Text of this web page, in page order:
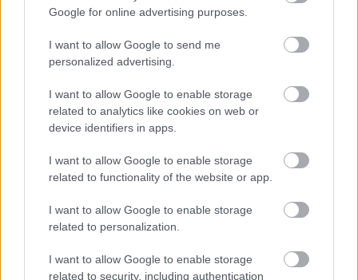
Google for online advertising purposes.
I want to allow Google to send me
personalized advertising.
I want to allow Google to enable storage
related to analytics like cookies on web or
device identifiers in apps.
I want to allow Google to enable storage
related to functionality of the website or app.
I want to allow Google to enable storage
related to personalization.
I want to allow Google to enable storage
related to security, including authentication
BEST OFINTERNET